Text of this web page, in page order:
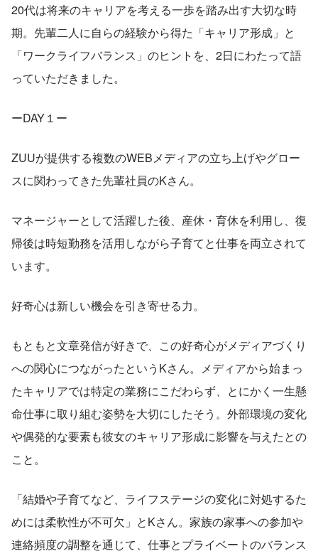
20代は将来のキャリアを考える一歩を踏み出す大切な時
期。先輩二人に自らの経験から得た「キャリア形成」と
「ワークライフバランス」のヒントを、2日にわたって語
っていただきました。
ーDAY１ー
ZUUが提供する複数のWEBメディアの立ち上げやグロー
スに関わってきた先輩社員のKさん。
マネージャーとして活躍した後、産休・育休を利用し、復
帰後は時短勤務を活用しながら子育てと仕事を両立されて
います。
好奇心は新しい機会を引き寄せる力。
もともと文章発信が好きで、この好奇心がメディアづくり
への関心につながったというKさん。メディアから始まっ
たキャリアでは特定の業務にこだわらず、とにかく一生懸
命仕事に取り組む姿勢を大切にしたそう。外部環境の変化
や偶発的な要素も彼女のキャリア形成に影響を与えたとの
こと。
「結婚や子育てなど、ライフステージの変化に対処するた
めには柔軟性が不可欠」とKさん。家族の家事への参加や
連絡頻度の調整を通じて、仕事とプライベートのバランス